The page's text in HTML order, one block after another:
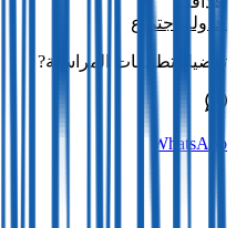
جدولة اجتماع
تفضيل تطبيقات المراسلة?
WhatsApp